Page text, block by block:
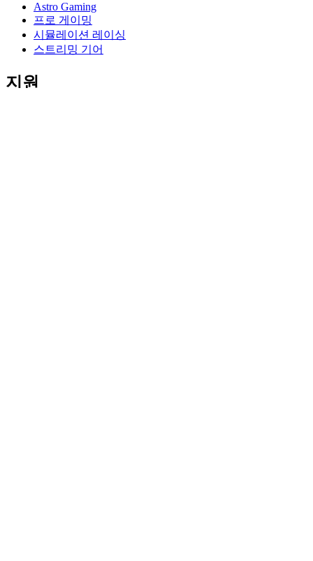
Astro Gaming
프로 게이밍
시뮬레이션 레이싱
스트리밍 기어
지원